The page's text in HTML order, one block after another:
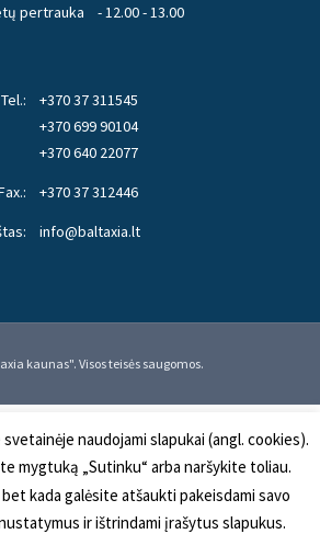
pertrauka
- 12.00 - 13.00
Tel.:
+370 37 311545
+370 699 90104
+370 640 22077
+370 37 312446
info@baltaxia.lt
kaunas". Visos teisės saugomos.
naudojami slapukai (angl. cookies).
mygtuką „Sutinku“ arba naršykite toliau.
kada galėsite atšaukti pakeisdami savo
ir ištrindami įrašytus slapukus.